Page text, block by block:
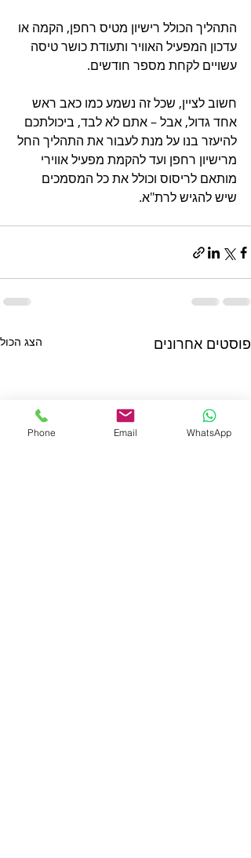
התהליך הכולל רישיון מטיס רחפן, הקמה או
עדכון המפעיל האוויר ותעודת כושר טיסה
עשויים לקחת מספר חודשים.
חשוב לציין, שכל זה נשמע כמו כאב ראש
אחד גדול, אבל – אתם לא לבד, ביכולתכם
להיעזר בנו על מנת לעבור את התהליך החל
מרישיון רחפן ועד להקמת מפעיל אווירי
מותאם לריסוס וכולל את כל המסמכים
שיש להגיש לרת"א.
פוסטים אחרונים הצג הכול
Phone Email WhatsApp